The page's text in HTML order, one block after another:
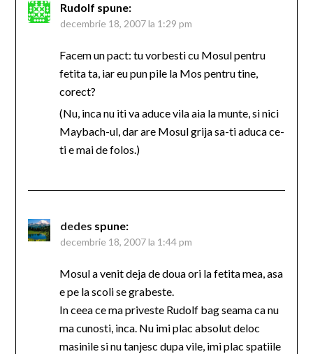
Rudolf spune:
decembrie 18, 2007 la 1:29 pm
Facem un pact: tu vorbesti cu Mosul pentru
fetita ta, iar eu pun pile la Mos pentru tine,
corect?
(Nu, inca nu iti va aduce vila aia la munte, si nici
Maybach-ul, dar are Mosul grija sa-ti aduca ce-
ti e mai de folos.)
dedes spune:
decembrie 18, 2007 la 1:44 pm
Mosul a venit deja de doua ori la fetita mea, asa
e pe la scoli se grabeste.
In ceea ce ma priveste Rudolf bag seama ca nu
ma cunosti, inca. Nu imi plac absolut deloc
masinile si nu tanjesc dupa vile, imi plac spatiile